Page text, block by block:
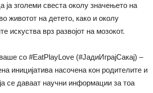
зголеми свеста околу значењето на
животот на детето, како и околу
искуства врз развојот на мозокот.
со #EatPlayLove (#ЈадиИграјСакај) –
иницијатива насочена кон родителите и
се даваат научни информации за тоа